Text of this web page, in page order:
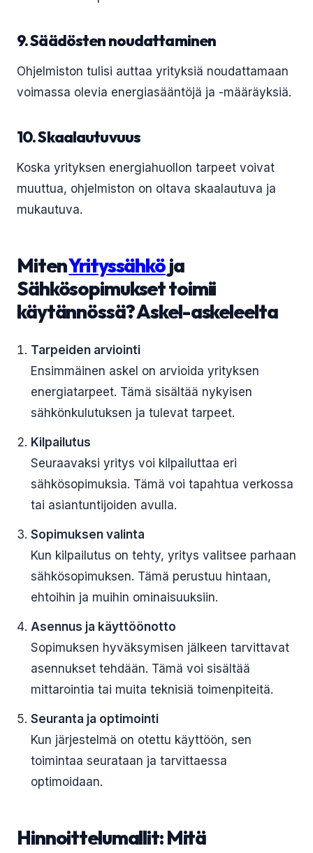
9. Säädösten noudattaminen
Ohjelmiston tulisi auttaa yrityksiä noudattamaan
voimassa olevia energiasääntöjä ja -määräyksiä.
10. Skaalautuvuus
Koska yrityksen energiahuollon tarpeet voivat
muuttua, ohjelmiston on oltava skaalautuva ja
mukautuva.
MitenYrityssähköja
Sähkösopimukset toimii
käytännössä? Askel-askeleelta
Tarpeiden arviointi
Ensimmäinen askel on arvioida yrityksen
energiatarpeet. Tämä sisältää nykyisen
sähkönkulutuksen ja tulevat tarpeet.
Kilpailutus
Seuraavaksi yritys voi kilpailuttaa eri
sähkösopimuksia. Tämä voi tapahtua verkossa
tai asiantuntijoiden avulla.
Sopimuksen valinta
Kun kilpailutus on tehty, yritys valitsee parhaan
sähkösopimuksen. Tämä perustuu hintaan,
ehtoihin ja muihin ominaisuuksiin.
Asennus ja käyttöönotto
Sopimuksen hyväksymisen jälkeen tarvittavat
asennukset tehdään. Tämä voi sisältää
mittarointia tai muita teknisiä toimenpiteitä.
Seuranta ja optimointi
Kun järjestelmä on otettu käyttöön, sen
toimintaa seurataan ja tarvittaessa
optimoidaan.
Hinnoittelumallit: Mitä